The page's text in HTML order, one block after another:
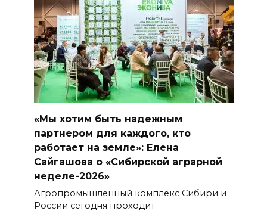
«Мы хотим быть надежным
партнером для каждого, кто
работает на земле»: Елена
Сайгашова о «Сибирской аграрной
неделе-2026»
Агропромышленный комплекс Сибири и
России сегодня проходит